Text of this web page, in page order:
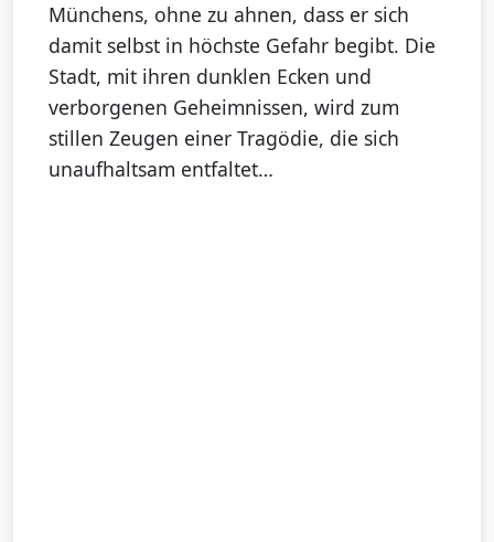
Münchens, ohne zu ahnen, dass er sich
damit selbst in höchste Gefahr begibt. Die
Stadt, mit ihren dunklen Ecken und
verborgenen Geheimnissen, wird zum
stillen Zeugen einer Tragödie, die sich
unaufhaltsam entfaltet…